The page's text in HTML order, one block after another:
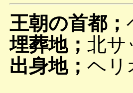
王朝の首都；
埋葬地； 北
出身地； ヘリ